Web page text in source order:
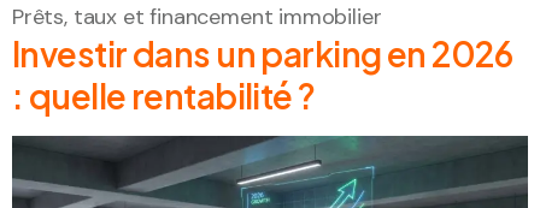
Prêts, taux et financement immobilier
Investir dans un parking en 2026
: quelle rentabilité ?